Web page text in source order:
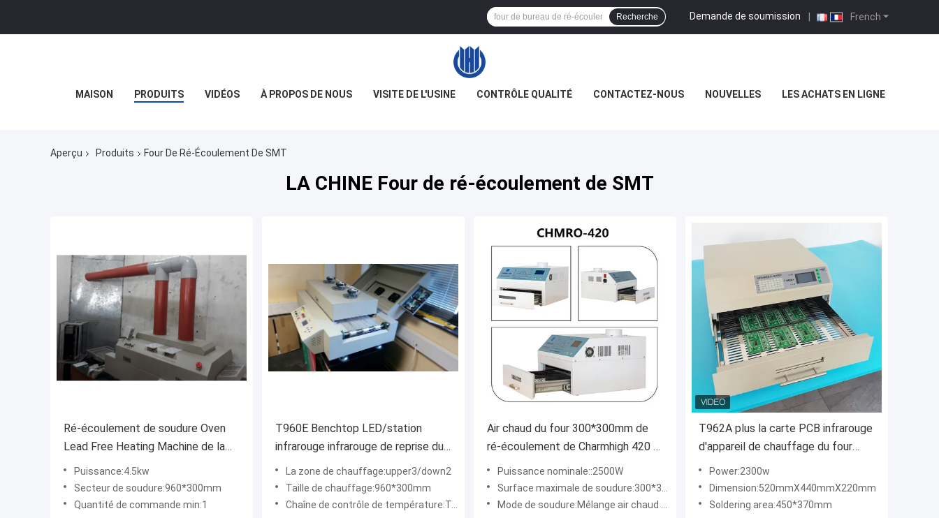
French
Demande de soumission |
Recherche
MAISON PRODUITS VIDÉOS À PROPOS DE NOUS VISITE DE L'USINE CONTRÔLE QUALITÉ CONTACTEZ-NOUS NOUVELLES LES ACHATS EN LIGNE
Aperçu Produits Four De Ré-Écoulement De SMT
LA CHINE Four de ré-écoulement de SMT
Ré-écoulement de soudure Oven
Lead Free Heating Machine de la
machine LED de carte PCB de
T960W 4.5KW
Puissance:4.5kw
Secteur de soudure:960*300mm
Quantité de commande min:1
T960E Benchtop LED/station
infrarouge infrarouge de reprise du
four BGA SMD de ré-écoulement
de SMT
La zone de chauffage:upper3/down2
Taille de chauffage:960*300mm
Chaîne de contrôle de température:Température ambiante ~350℃
Air chaud du four 300*300mm de
ré-écoulement de Charmhigh 420 +
station infrarouge de chauffage de
2500w SMT
Puissance nominale::2500W
Surface maximale de soudure:300*300CM
Mode de soudure:Mélange air chaud + infrarouge
T962A plus la carte PCB infrarouge
d'appareil de chauffage du four
450*370mm 2300w IC de ré-
écoulement de SMT soudant
T962A+
Power:2300w
Dimension:520mmX440mmX220mm
Soldering area:450*370mm